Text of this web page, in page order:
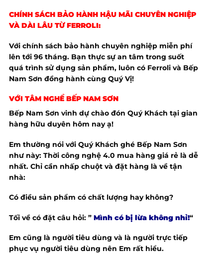
CHÍNH SÁCH BẢO HÀNH HẬU MÃI CHUYÊN NGHIỆP
VÀ DÀI LÂU TỪ FERROLI:
Với chính sách bảo hành chuyên nghiệp miễn phí
lên tới 96 tháng. Bạn thực sự an tâm trong suốt
quá trình sử dụng sản phẩm, luôn có Ferroli và Bếp
Nam Sơn đồng hành cùng Quý Vị!
VỚI TÂM NGHỀ BẾP NAM SƠN
Bếp Nam Sơn vinh dự chào đón Quý Khách tại gian
hàng hữu duyên hôm nay ạ!
Em thường nói với Quý Khách ghé Bếp Nam Sơn
như này: Thời công nghệ 4.0 mua hàng giá rẻ là dễ
nhất. Chỉ cần nhấp chuột và đặt hàng là về tận
nhà:
Có điều sản phẩm có chất lượng hay không?
Tối về có đặt câu hỏi: ” Mình có bị lừa không nhỉ!“
Em cũng là người tiêu dùng và là người trực tiếp
phục vụ người tiêu dùng nên Em rất hiểu.